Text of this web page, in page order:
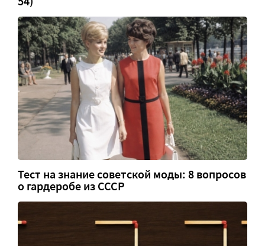
Тест на знание советской моды: 8 вопросов
о гардеробе из СССР